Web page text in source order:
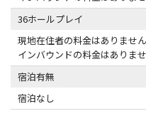
36ホールプレイ
現地在住者の料金はありません
インバウンドの料金はありませ
宿泊有無
宿泊なし